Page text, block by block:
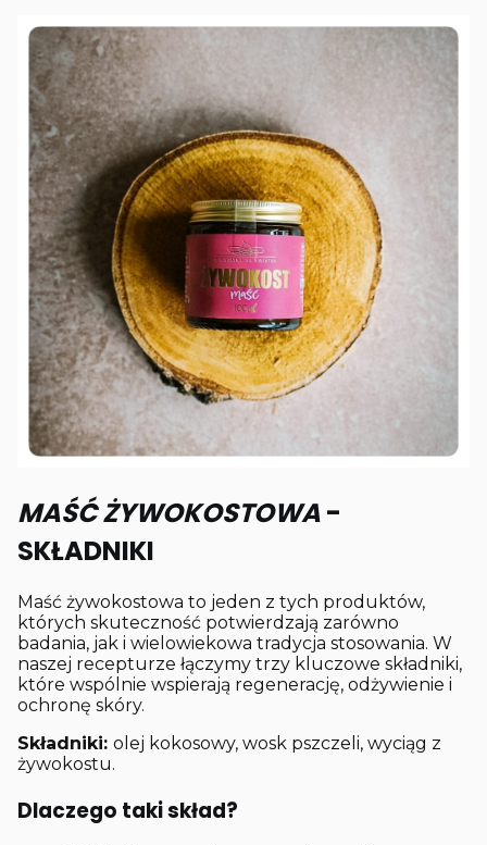
MAŚĆ ŻYWOKOSTOWA-
SKŁADNIKI
Maść żywokostowa to jeden z tych produktów,
których skuteczność potwierdzają zarówno
badania, jak i wielowiekowa tradycja stosowania. W
naszej recepturze łączymy trzy kluczowe składniki,
które wspólnie wspierają regenerację, odżywienie i
ochronę skóry.
Składniki: olej kokosowy, wosk pszczeli, wyciąg z
żywokostu.
Dlaczego taki skład?